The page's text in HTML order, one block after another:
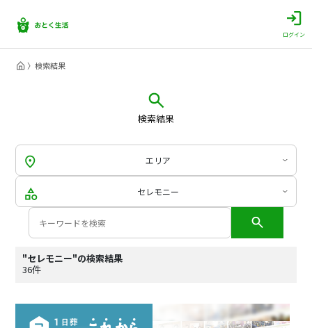
ログイン
検索結果
検索結果
エリア
セレモニー
"セレモニー"の検索結果
36件